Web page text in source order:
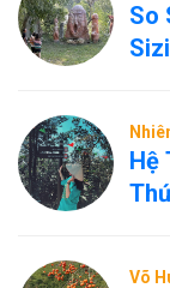
So
Hệ
Võ